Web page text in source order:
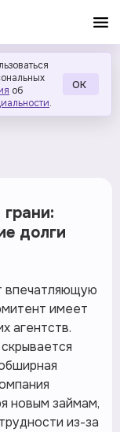
об
.
ОК
долги
впечатляющую
имеет
агентств.
новым займам,
из-за